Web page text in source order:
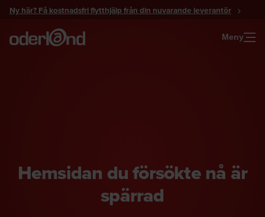
Gå
innehåll
Ny här? Få kostnadsfri flytthjälp från din nuvarande leverantör
Meny
Hemsidan du försökte nå är
spärrad